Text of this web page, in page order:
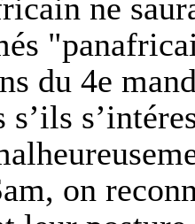
ne
du 4e
s’ils
on